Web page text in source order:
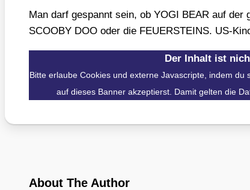
Man darf gespannt sein, ob YOGI BEAR auf
SCOOBY DOO oder die FEUERSTEINS. US-
Der Inhalt ist
Bitte erlaube Cookies und externe Javascripte, indem
auf dieses Banner akzeptierst. Damit gelten die
About The Author